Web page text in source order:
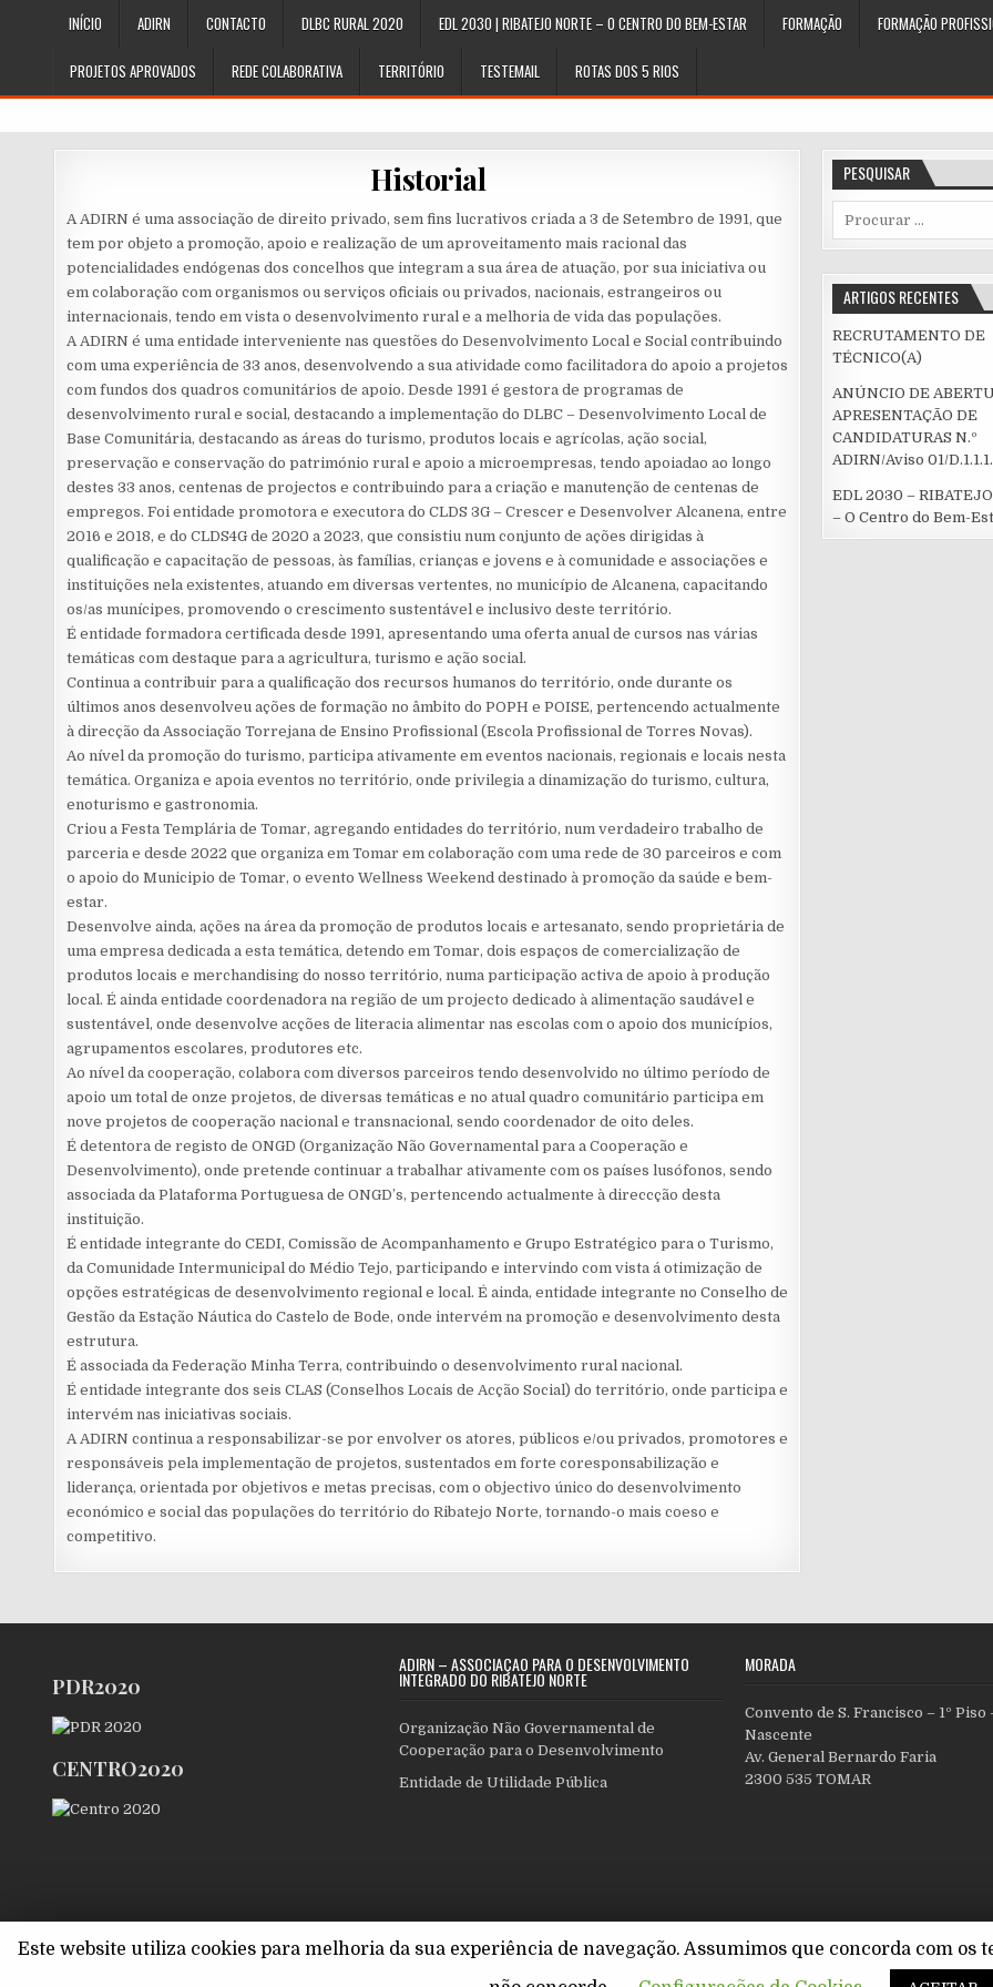
INÍCIO ADIRN CONTACTO DLBC RURAL 2020 EDL 2030 | RIBATEJO NORTE – O CENTRO DO BEM-ESTAR FORMAÇÃO FORMAÇÃO
PROJETOS APROVADOS REDE COLABORATIVA TERRITÓRIO TESTEMAIL ROTAS DOS 5 RIOS
Historial
A ADIRN é uma associação de direito privado, sem fins lucrativos criada a 3 de Setembro de 1991, que
tem por objeto a promoção, apoio e realização de um aproveitamento mais racional das
potencialidades endógenas dos concelhos que integram a sua área de atuação, por sua iniciativa ou
em colaboração com organismos ou serviços oficiais ou privados, nacionais, estrangeiros ou
internacionais, tendo em vista o desenvolvimento rural e a melhoria de vida das populações.
A ADIRN é uma entidade interveniente nas questões do Desenvolvimento Local e Social contribuindo
com uma experiência de 33 anos, desenvolvendo a sua atividade como facilitadora do apoio a projetos
com fundos dos quadros comunitários de apoio. Desde 1991 é gestora de programas de
desenvolvimento rural e social, destacando a implementação do DLBC – Desenvolvimento Local de
Base Comunitária, destacando as áreas do turismo, produtos locais e agrícolas, ação social,
preservação e conservação do património rural e apoio a microempresas, tendo apoiadao ao longo
destes 33 anos, centenas de projectos e contribuindo para a criação e manutenção de centenas de
empregos. Foi entidade promotora e executora do CLDS 3G – Crescer e Desenvolver Alcanena, entre
2016 e 2018, e do CLDS4G de 2020 a 2023, que consistiu num conjunto de ações dirigidas à
qualificação e capacitação de pessoas, às famílias, crianças e jovens e à comunidade e associações e
instituições nela existentes, atuando em diversas vertentes, no município de Alcanena, capacitando
os/as munícipes, promovendo o crescimento sustentável e inclusivo deste território.
É entidade formadora certificada desde 1991, apresentando uma oferta anual de cursos nas várias
temáticas com destaque para a agricultura, turismo e ação social.
Continua a contribuir para a qualificação dos recursos humanos do território, onde durante os
últimos anos desenvolveu ações de formação no âmbito do POPH e POISE, pertencendo actualmente
à direcção da Associação Torrejana de Ensino Profissional (Escola Profissional de Torres Novas).
Ao nível da promoção do turismo, participa ativamente em eventos nacionais, regionais e locais nesta
temática. Organiza e apoia eventos no território, onde privilegia a dinamização do turismo, cultura,
enoturismo e gastronomia.
Criou a Festa Templária de Tomar, agregando entidades do território, num verdadeiro trabalho de
parceria e desde 2022 que organiza em Tomar em colaboração com uma rede de 30 parceiros e com
o apoio do Municipio de Tomar, o evento Wellness Weekend destinado à promoção da saúde e bem-
estar.
Desenvolve ainda, ações na área da promoção de produtos locais e artesanato, sendo proprietária de
uma empresa dedicada a esta temática, detendo em Tomar, dois espaços de comercialização de
produtos locais e merchandising do nosso território, numa participação activa de apoio à produção
local. É ainda entidade coordenadora na região de um projecto dedicado à alimentação saudável e
sustentável, onde desenvolve acções de literacia alimentar nas escolas com o apoio dos municípios,
agrupamentos escolares, produtores etc.
Ao nível da cooperação, colabora com diversos parceiros tendo desenvolvido no último período de
apoio um total de onze projetos, de diversas temáticas e no atual quadro comunitário participa em
nove projetos de cooperação nacional e transnacional, sendo coordenador de oito deles.
É detentora de registo de ONGD (Organização Não Governamental para a Cooperação e
Desenvolvimento), onde pretende continuar a trabalhar ativamente com os países lusófonos, sendo
associada da Plataforma Portuguesa de ONGD’s, pertencendo actualmente à direccção desta
instituição.
É entidade integrante do CEDI, Comissão de Acompanhamento e Grupo Estratégico para o Turismo,
da Comunidade Intermunicipal do Médio Tejo, participando e intervindo com vista á otimização de
opções estratégicas de desenvolvimento regional e local. É ainda, entidade integrante no Conselho de
Gestão da Estação Náutica do Castelo de Bode, onde intervém na promoção e desenvolvimento desta
estrutura.
É associada da Federação Minha Terra, contribuindo o desenvolvimento rural nacional.
É entidade integrante dos seis CLAS (Conselhos Locais de Acção Social) do território, onde participa e
intervém nas iniciativas sociais.
A ADIRN continua a responsabilizar-se por envolver os atores, públicos e/ou privados, promotores e
responsáveis pela implementação de projetos, sustentados em forte coresponsabilização e
liderança, orientada por objetivos e metas precisas, com o objectivo único do desenvolvimento
económico e social das populações do território do Ribatejo Norte, tornando-o mais coeso e
competitivo.
PESQUISAR
ARTIGOS RECENTES
RECRUTAMENTO DE
TÉCNICO(A)
ANÚNCIO DE
APRESENTAÇÃO DE
CANDIDATURAS N.º
ADIRN/Aviso 01/
EDL 2030 –
– O Centro do Bem-
PDR2020
CENTRO2020
ADIRN – ASSOCIAÇÃO PARA O DESENVOLVIMENTO
INTEGRADO DO RIBATEJO NORTE
Organização Não Governamental de
Cooperação para o Desenvolvimento
Entidade de Utilidade Pública
MORADA
Convento de S. Francisco – 1º Piso
Nascente
Av. General Bernardo Faria
2300 535 TOMAR
Este website utiliza cookies para melhoria da sua experiência de navegação. Assumimos que concorda com os